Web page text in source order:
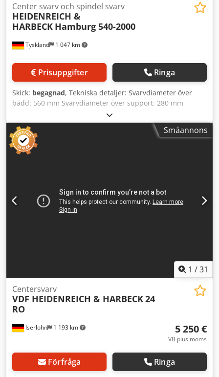
Tyskland 1 047 km
Center svarv och spindel svarv
HEIDENREICH &
HARBECK Hamburg 540-2000
Prisuppgifter Ringa
Skick: begagnad, Tekniska detaljer: Svarvdiameter över
bädd: 560 mm Svarvdiameter över support: 280 mm
Svarvlängd: 2000 mm Spetshöjd: 280 mm Spetsavstånd:
1600 mm Arbetsdornets hål: 65 mm Varvtalsområde:
9...1800 / 24 steg varv/min Längdmatning: 0,025-0,09
mm/varv Tvärmatning: 0,012-0,045 mm/varv Pinolrörelse i
dubbdocka: 225 mm Dubbdocka upptagning: MK5
grader
Småannons
1 /31
Iserlohn 1 193 km
Centersvarv
VDF HEIDENREICH & HARBECK24
RO
5 250 €
VB plus moms
Förfråga Ringa